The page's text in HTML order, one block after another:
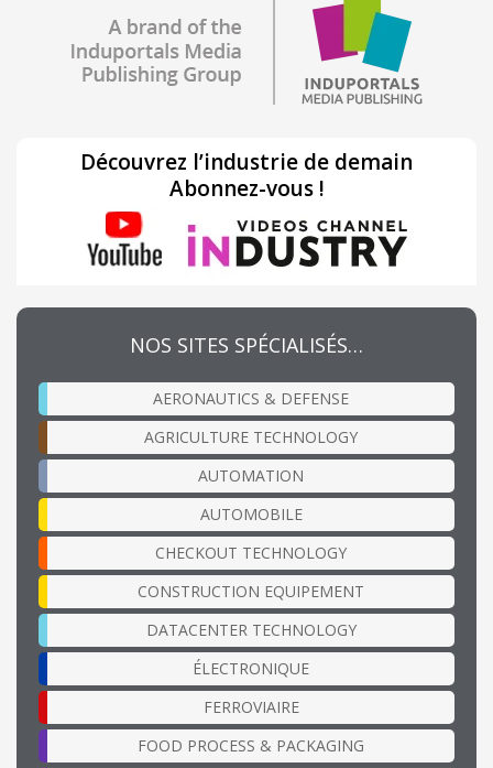
Découvrez l’industrie de demain
Abonnez-vous !
NOS SITES SPÉCIALISÉS…
AERONAUTICS & DEFENSE
AGRICULTURE TECHNOLOGY
AUTOMATION
AUTOMOBILE
CHECKOUT TECHNOLOGY
CONSTRUCTION EQUIPEMENT
DATACENTER TECHNOLOGY
ÉLECTRONIQUE
FERROVIAIRE
FOOD PROCESS & PACKAGING